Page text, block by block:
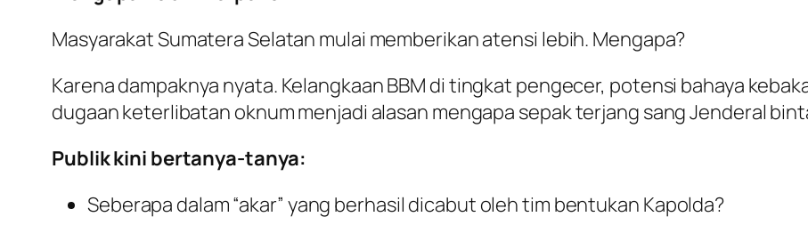
Masyarakat Sumatera Selatan mulai memberikan atensi lebih. Mengapa?
Karena dampaknya nyata. Kelangkaan BBM di tingkat pengecer, potensi bahaya
dugaan keterlibatan oknum menjadi alasan mengapa sepak terjang sang Jenderal
Publik kini bertanya-tanya:
Seberapa dalam “akar” yang berhasil dicabut oleh tim bentukan Kapolda?